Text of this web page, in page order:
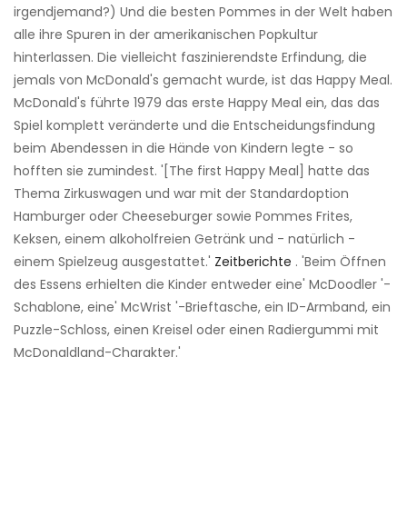
irgendjemand?) Und die besten Pommes in der Welt haben
alle ihre Spuren in der amerikanischen Popkultur
hinterlassen. Die vielleicht faszinierendste Erfindung, die
jemals von McDonald's gemacht wurde, ist das Happy Meal.
McDonald's führte 1979 das erste Happy Meal ein, das das
Spiel komplett veränderte und die Entscheidungsfindung
beim Abendessen in die Hände von Kindern legte - so
hofften sie zumindest. '[The first Happy Meal] hatte das
Thema Zirkuswagen und war mit der Standardoption
Hamburger oder Cheeseburger sowie Pommes Frites,
Keksen, einem alkoholfreien Getränk und - natürlich -
einem Spielzeug ausgestattet.' Zeitberichte . 'Beim Öffnen
des Essens erhielten die Kinder entweder eine' McDoodler '-
Schablone, eine' McWrist '-Brieftasche, ein ID-Armband, ein
Puzzle-Schloss, einen Kreisel oder einen Radiergummi mit
McDonaldland-Charakter.'